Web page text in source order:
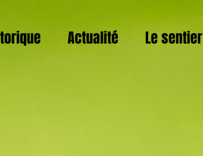
Actualité Le sentier